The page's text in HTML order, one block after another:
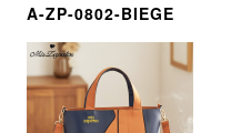
A-ZP-0802-BIEGE